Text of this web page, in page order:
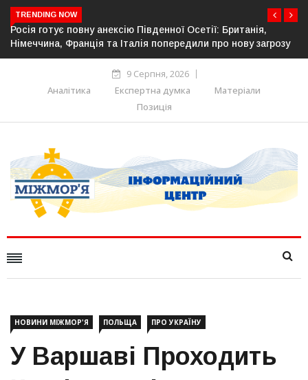
TRENDING NOW
Британія,
про нову загрозу
Естонія посилює кордон із Росією:
прикордонної інфраструктури
9 Серпня, 2026
Аналітика
Експертна думка
Матеріали
Позиція
НОВИНИ МІЖМОР'Я ПОЛЬЩА ПРО УКРАЇНУ
У Варшаві Проходить